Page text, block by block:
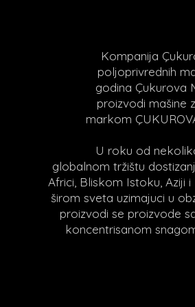
Kompanija
poljoprivrednih
godina Çukurova
proizvodi mašine
markom
U roku od
globalnom tržištu
Africi, Bliskom Istoku, Aziji
širom sveta uzimajuci u
proizvodi se proizvode
koncentrisanom